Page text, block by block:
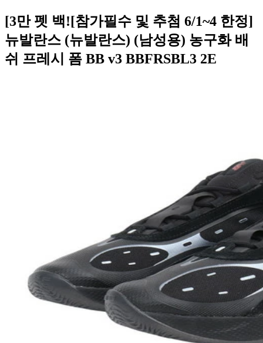
[3만 펫 백![참가필수 및 추첨 6/1~4 한정]
뉴발란스 (뉴발란스) (남성용) 농구화 배
쉬 프레시 폼 BB v3 BBFRSBL3 2E